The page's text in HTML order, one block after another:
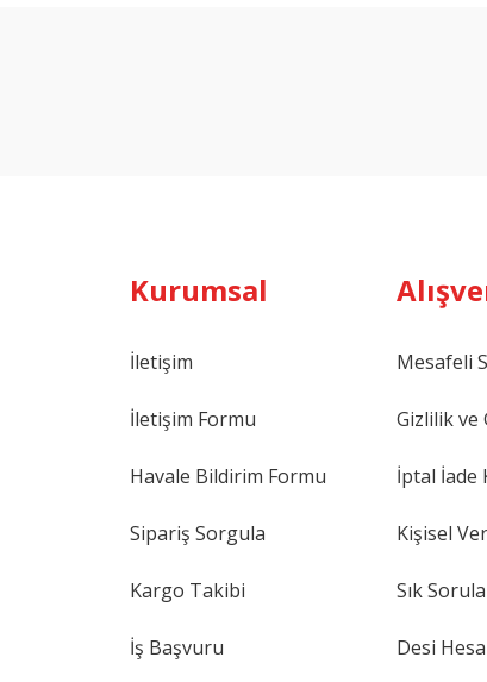
Kurumsal
İletişim
İletişim Formu
Havale Bildirim Formu
Sipariş Sorgula
Kargo Takibi
İş Başvuru
Mesafeli
Gizlilik ve
İptal İade
Kişisel
Sık
Desi